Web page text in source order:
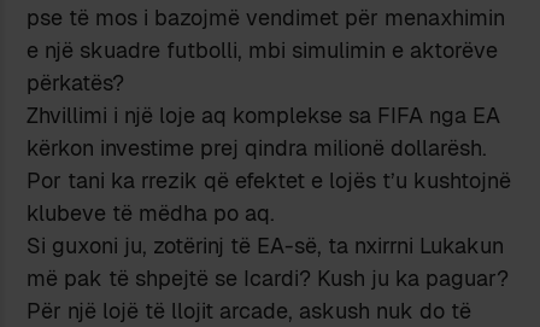
pse të mos i bazojmë vendimet për menaxhimin
e një skuadre futbolli, mbi simulimin e aktorëve
përkatës?
Zhvillimi i një loje aq komplekse sa FIFA nga EA
kërkon investime prej qindra milionë dollarësh.
Por tani ka rrezik që efektet e lojës t’u kushtojnë
klubeve të mëdha po aq.
Si guxoni ju, zotërinj të EA-së, ta nxirrni Lukakun
më pak të shpejtë se Icardi? Kush ju ka paguar?
Për një lojë të llojit arcade, askush nuk do të